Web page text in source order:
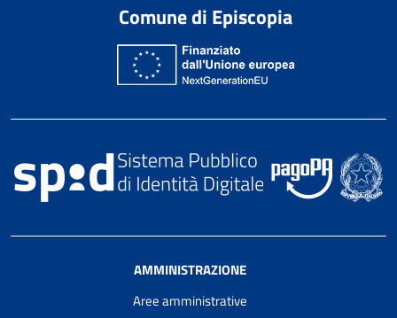
Comune di Episcopia
AMMINISTRAZIONE
Aree amministrative